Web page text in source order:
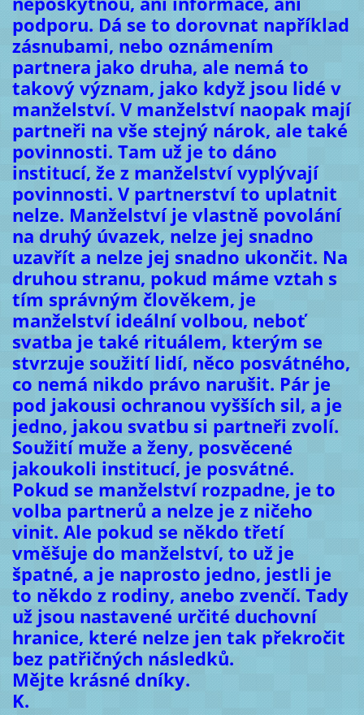
podporu. Dá se to dorovnat například
zásnubami, nebo oznámením
partnera jako druha, ale nemá to
takový význam, jako když jsou lidé v
manželství. V manželství naopak mají
partneři na vše stejný nárok, ale také
povinnosti. Tam už je to dáno
institucí, že z manželství vyplývají
povinnosti. V partnerství to uplatnit
nelze. Manželství je vlastně povolání
na druhý úvazek, nelze jej snadno
uzavřít a nelze jej snadno ukončit. Na
druhou stranu, pokud máme vztah s
tím správným člověkem, je
manželství ideální volbou, neboť
svatba je také rituálem, kterým se
stvrzuje soužití lidí, něco posvátného,
co nemá nikdo právo narušit. Pár je
pod jakousi ochranou vyšších sil, a je
jedno, jakou svatbu si partneři zvolí.
Soužití muže a ženy, posvěcené
jakoukoli institucí, je posvátné.
Pokud se manželství rozpadne, je to
volba partnerů a nelze je z ničeho
vinit. Ale pokud se někdo třetí
vměšuje do manželství, to už je
špatné, a je naprosto jedno, jestli je
to někdo z rodiny, anebo zvenčí. Tady
už jsou nastavené určité duchovní
hranice, které nelze jen tak překročit
bez patřičných následků.
Mějte krásné dníky.
K.